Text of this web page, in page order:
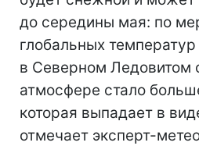
до середины мая: по
глобальных
в Северном Ледовитом
атмосфере стало
которая выпадает в
отмечает эксперт-